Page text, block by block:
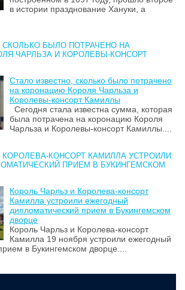
в истории празднование Хануки, а
СКОЛЬКО БЫЛО ПОТРАЧЕНО НА
ЧАРЛЬЗА И КОРОЛЕВЫ-КОНСОРТ
Стало известно, сколько было потрачено
на коронацию Короля Чарльза и
Королевы-консорт Камиллы
Сегодня стала известна сумма, которая
была потрачена на коронацию Короля
Чарльза и Королевы-консорт Камиллы....
КОРОЛЕВА-КОНСОРТ КАМИЛЛА УСТРОИЛИ
ПРИЕМ В БУКИНГЕМСКОМ
Король Чарльз и Королева-консорт
Камилла устроили ежегодный
дипломатический прием в Букингемском
дворце
Король Чарльз и Королева-консорт
Камилла 19 ноября устроили ежегодный
в Букингемском дворце....